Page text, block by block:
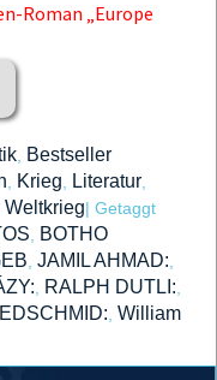
Roman „Europe
Bestseller
Krieg Literatur
Weltkrieg| Getaggt
BOTHO
JAMIL AHMAD:
RALPH DUTLI:
William